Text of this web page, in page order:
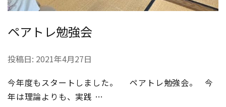
ペアトレ勉強会
投稿日: 2021年4月27日
今年度もスタートしました。 ペアトレ勉強会。 今
年は理論よりも、実践 …